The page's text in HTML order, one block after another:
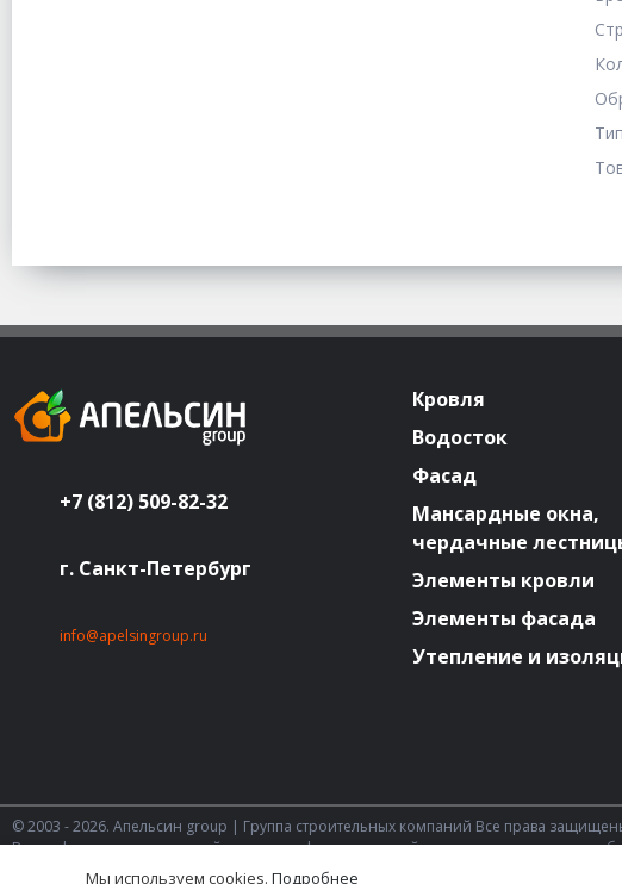
+7 (812) 509-82-32
г. Санкт-Петербург
info@apelsingroup.ru
Кровля
Водосток
Фасад
Мансардные окна,
чердачные
Элементы кровли
Элементы фасада
Утепление и
© 2003 - 2026. Апельсин group | Группа строительных компаний Все права
Вся информация на этом сайте носит информационный характер и не является
Статьи 437 (2) ГК РФ.Мы используем cookies. Подробнее